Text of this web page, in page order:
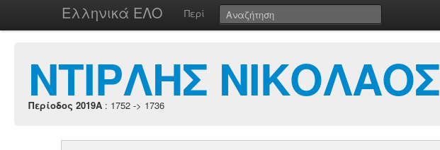
Ελληνικά ΕΛΟ Περί
ΝΤΙΡΛΗΣ ΝΙΚΟΛΑΟΣ
Περίοδος 2019A : 1752 -> 1736